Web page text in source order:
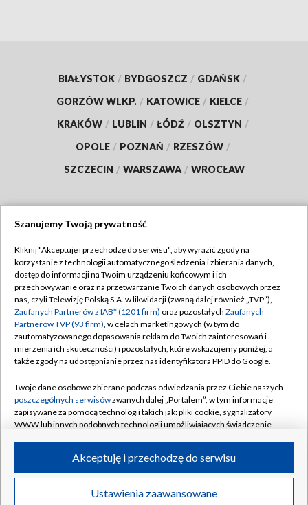
BIAŁYSTOK / BYDGOSZCZ / GDAŃSK /
GORZÓW WLKP. / KATOWICE / KIELCE /
KRAKÓW / LUBLIN / ŁÓDŹ / OLSZTYN /
OPOLE / POZNAŃ / RZESZÓW /
SZCZECIN / WARSZAWA / WROCŁAW
TVP
Abonament TVP
Emisja w TVP
Centrum informacji TVP
Naziemna Telewizja Cyfrowa
Rada Programowa
System NOS
Informacje o nadawcy
Program dla prasy
Regulamin TVP
Polityka prywatności
Moje zgody
Pomoc
Kontakt
Kanały
©2026 Telewizja Polska S.A. w likwidacji
Szanujemy Twoją prywatność
Kliknij "Akceptuję i przechodzę do serwisu", aby wyrazić zgody na
korzystanie z technologii automatycznego śledzenia i zbierania danych,
dostęp do informacji na Twoim urządzeniu końcowym i ich
przechowywanie oraz na przetwarzanie Twoich danych osobowych przez
nas, czyli Telewizję Polską S.A. w likwidacji (zwaną dalej również „TVP”),
Zaufanych Partnerów z IAB* (1201 firm) oraz pozostałych Zaufanych
Partnerów TVP (93 firm), w celach marketingowych (w tym do
zautomatyzowanego dopasowania reklam do Twoich zainteresowań i
mierzenia ich skuteczności) i pozostałych, które wskazujemy poniżej, a
także zgody na udostępnianie przez nas identyfikatora PPID do Google.
Twoje dane osobowe zbierane podczas odwiedzania przez Ciebie naszych
poszczególnych serwisówzwanych dalej „Portalem”, w tym informacje
zapisywane za pomocą technologii takich jak: pliki cookie, sygnalizatory
WWW lub innych podobnych technologii umożliwiających świadczenie
ruchu w Internecie.
Twoje dane osobowe zbierane podczas odwiedzania przez Ciebie
poszczególnych serwisówna Portalu, takie jak adresy IP, identyfikatory
Ustawienia zaawansowane
Akceptuję i przechodzę do serwisu